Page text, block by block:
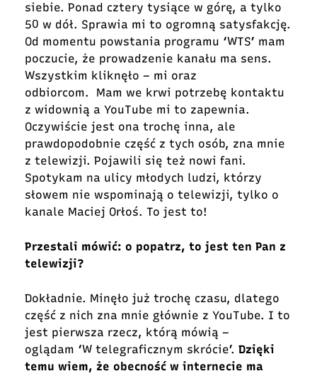
siebie. Ponad cztery tysiące w górę, a tylko
50 w dół. Sprawia mi to ogromną satysfakcję.
Od momentu powstania programu ‘WTS’ mam
poczucie, że prowadzenie kanału ma sens.
Wszystkim kliknęło – mi oraz
odbiorcom. Mam we krwi potrzebę kontaktu
z widownią a YouTube mi to zapewnia.
Oczywiście jest ona trochę inna, ale
prawdopodobnie część z tych osób, zna mnie
z telewizji. Pojawili się też nowi fani.
Spotykam na ulicy młodych ludzi, którzy
słowem nie wspominają o telewizji, tylko o
kanale Maciej Orłoś. To jest to!
Przestali mówić: o popatrz, to jest ten Pan z
telewizji?
Dokładnie. Minęło już trochę czasu, dlatego
część z nich zna mnie głównie z YouTube. I to
jest pierwsza rzecz, którą mówią –
oglądam ‘W telegraficznym skrócie’. Dzięki
temu wiem, że obecność w internecie ma